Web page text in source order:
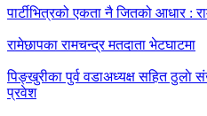
पार्टीभित्रको एकता नै जितको आधार :
रामेछापका रामचन्द्र मतदाता भेटघाटमा
पिङ्खुरीका पुर्व वडाअध्यक्ष सहित ठुलाे
प्रवेश